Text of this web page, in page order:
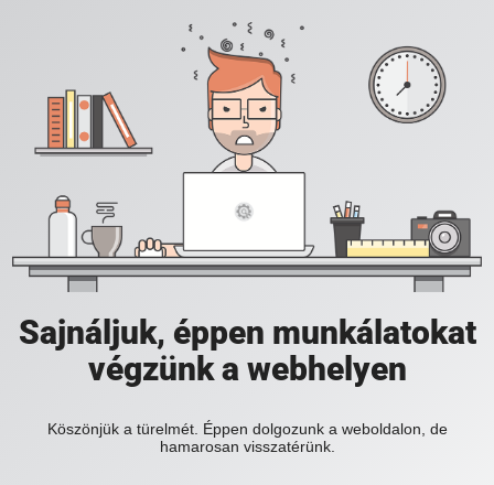
Sajnáljuk, éppen munkálatokat
végzünk a webhelyen
Köszönjük a türelmét. Éppen dolgozunk a weboldalon, de
hamarosan visszatérünk.